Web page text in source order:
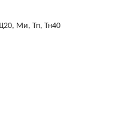
Ми, Тп, Тн40